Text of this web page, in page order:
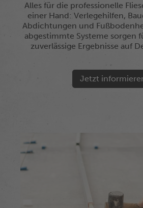
Alles für die professionelle
einer Hand: Verlegehilfen,
Abdichtungen und
abgestimmte Systeme sorgen
zuverlässige Ergebnisse auf
Jetzt